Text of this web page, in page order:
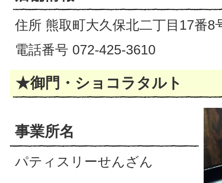
住所 熊取町大久保北二丁目17番8
電話番号 072-425-3610
★御門・ショコラタルト
事業所名
パティスリーせんざん